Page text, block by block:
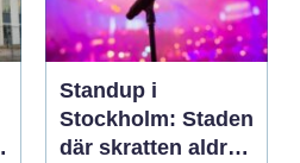
Standup i
Stockholm: Staden
där skratten aldrig